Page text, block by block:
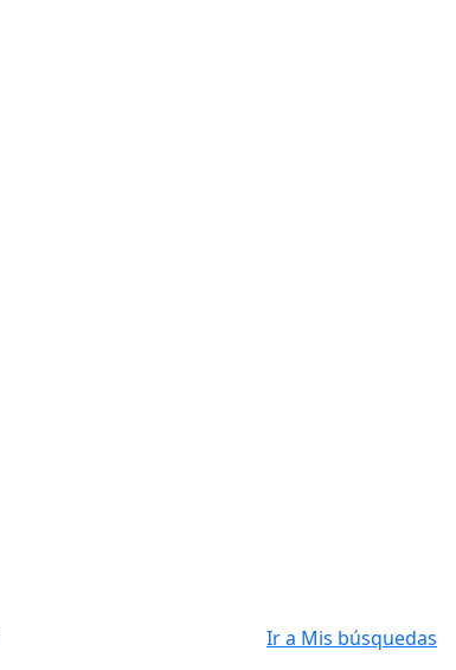
Ir a Mis búsquedas